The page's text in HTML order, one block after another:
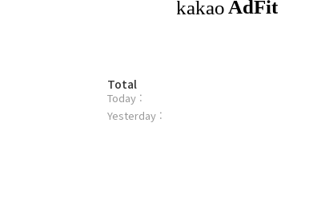
방
문
자
Total
Today :
Yesterday :